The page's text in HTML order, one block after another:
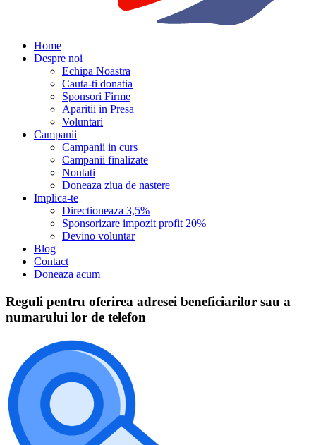
Home
Despre noi
Echipa Noastra
Cauta-ti donatia
Sponsori Firme
Aparitii in Presa
Voluntari
Campanii
Campanii in curs
Campanii finalizate
Noutati
Doneaza ziua de nastere
Implica-te
Directioneaza 3,5%
Sponsorizare impozit profit 20%
Devino voluntar
Blog
Contact
Doneaza acum
Reguli pentru oferirea adresei beneficiarilor sau a
numarului lor de telefon